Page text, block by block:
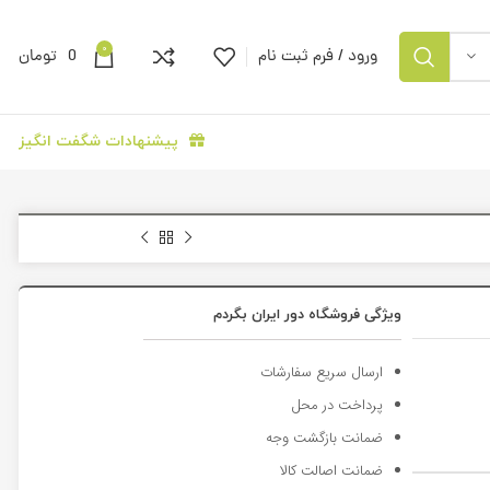
ورود / فرم ثبت نام 0
0 تومان
پیشنهادات شگفت انگیز
ویژگی فروشگاه دور ایران بگردم
ارسال سریع سفارشات
پرداخت در محل
ضمانت بازگشت وجه
ضمانت اصالت کالا